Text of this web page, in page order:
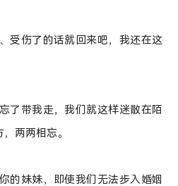
受伤了的话就回来吧，我还在这
了带我走，我们就这样迷散在陌
两两相忘。
的妹妹，即使我们无法步入婚姻